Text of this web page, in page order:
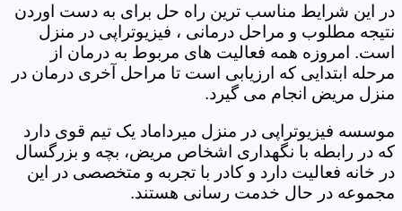
در این شرایط مناسب ترین راه حل برای به دست اوردن
نتیجه مطلوب و مراحل درمانی ، فیزیوتراپی در منزل
است. امروزه همه فعالیت های مربوط به درمان از
مرحله ابتدایی که ارزیابی است تا مراحل آخری درمان در
منزل مریض انجام می گیرد.
موسسه فیزیوتراپی در منزل میرداماد یک تیم قوی دارد
که در رابطه با نگهداری اشخاص مریض، بچه و بزرگسال
در خانه فعالیت دارد و کادر با تجربه و متخصصی در این
مجموعه در حال خدمت رسانی هستند.